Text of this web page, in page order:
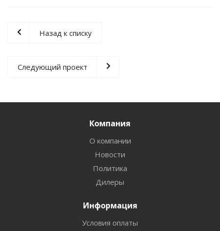
Назад к списку
Следующий проект
Компания
О компании
Новости
Политика
Дилеры
Информация
Условия оплаты